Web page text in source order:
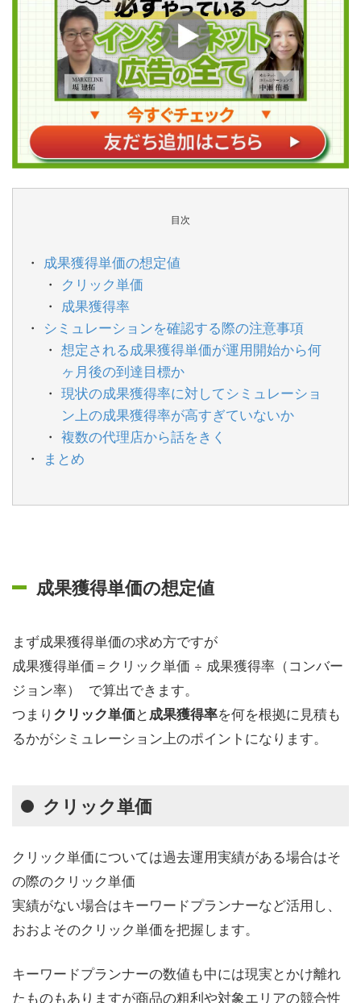
目次
成果獲得単価の想定値
クリック単価
成果獲得率
シミュレーションを確認する際の注意事項
想定される成果獲得単価が運用開始から何
ヶ月後の到達目標か
現状の成果獲得率に対してシミュレーショ
ン上の成果獲得率が高すぎていないか
複数の代理店から話をきく
まとめ
成果獲得単価の想定値
まず成果獲得単価の求め方ですが
成果獲得単価＝クリック単価 ÷ 成果獲得率（コンバー
ジョン率） で算出できます。
つまり クリック単価と成果獲得率を何を根拠に見積も
るかがシミュレーション上のポイントになります。
クリック単価
クリック単価については過去運用実績がある場合はそ
の際のクリック単価
実績がない場合はキーワードプランナーなど活用し、
おおよそのクリック単価を把握します。
キーワードプランナーの数値も中には現実とかけ離れ
たものもありますが商品の粗利や対象エリアの競合性